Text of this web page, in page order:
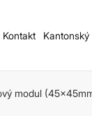
Kontakt
modul